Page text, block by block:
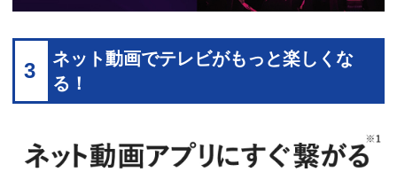
3
ネット動画でテレビがもっと楽しくな
る！